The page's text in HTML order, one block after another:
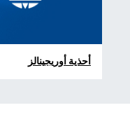
أحذية أوريجينالز